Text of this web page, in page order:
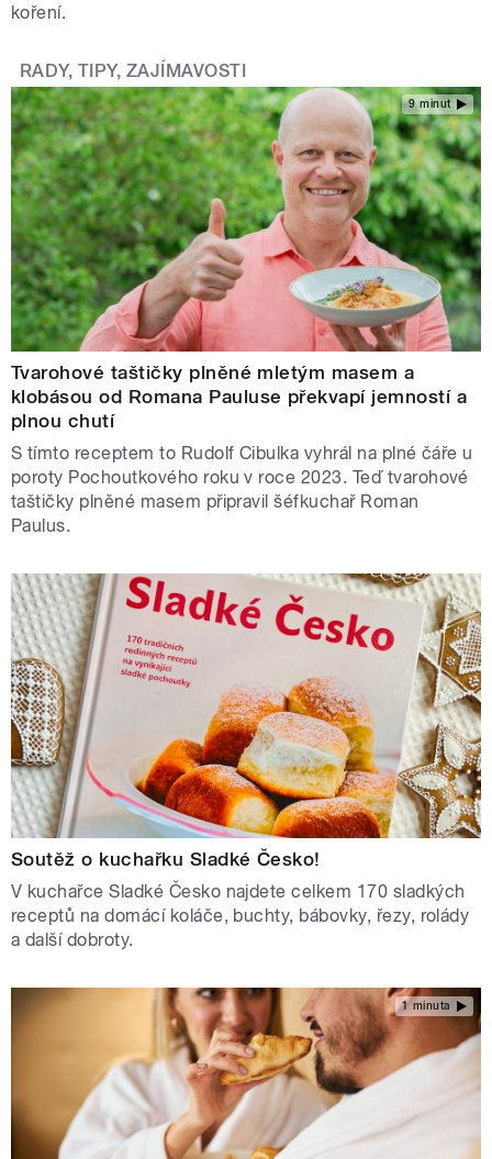
koření.
RADY, TIPY, ZAJÍMAVOSTI
9 minut
Tvarohové taštičky plněné mletým masem a
klobásou od Romana Pauluse překvapí jemností a
plnou chutí
S tímto receptem to Rudolf Cibulka vyhrál na plné čáře u
poroty Pochoutkového roku v roce 2023. Teď tvarohové
taštičky plněné masem připravil šéfkuchař Roman
Paulus.
Soutěž o kuchařku Sladké Česko!
V kuchařce Sladké Česko najdete celkem 170 sladkých
receptů na domácí koláče, buchty, bábovky, řezy, rolády
a další dobroty.
1 minuta